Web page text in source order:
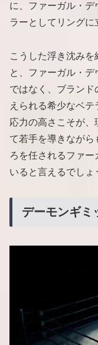
に、ファーガル・デ
ラーとしてリングに
こうした浮き沈み
と、ファーガル・
ではなく、ブラン
えられる希少なベ
応力の高さこそが、
て若手を導きながら
ろを任されるファー
いると言えるでしょ
デーモンギミ